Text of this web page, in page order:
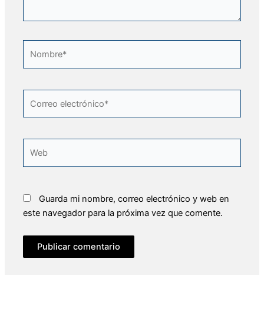
electrónico*
Guarda mi nombre, correo electrónico y web en
este navegador para la próxima vez que comente.